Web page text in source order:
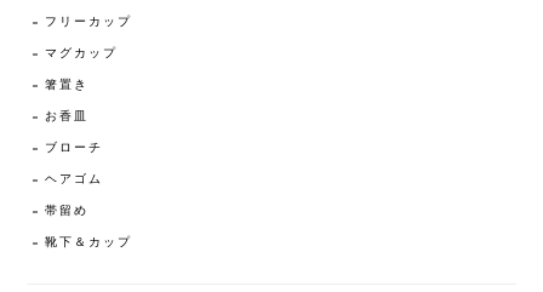
フリーカップ
マグカップ
箸置き
お香皿
ブローチ
ヘアゴム
帯留め
靴下＆カップ